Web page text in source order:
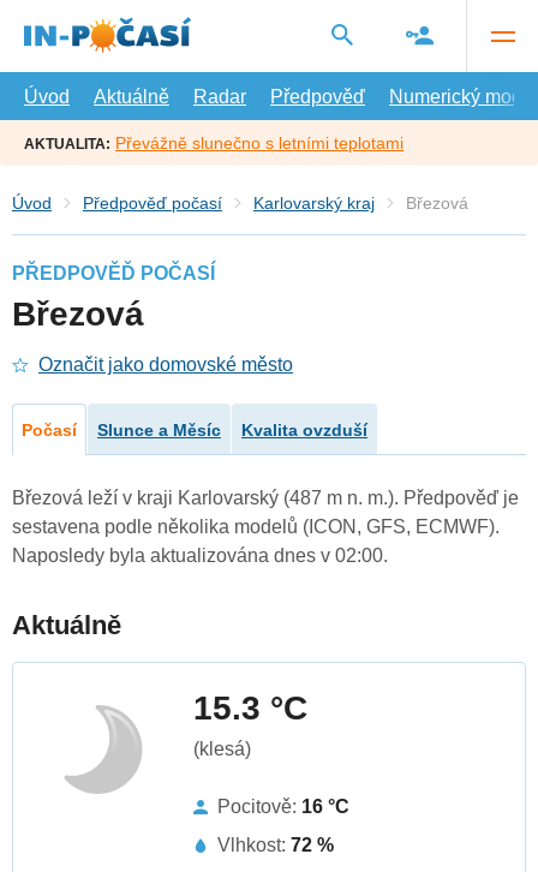
hlavní
Úvod
Aktuálně Radar Předpověď Numerický model
AKTUALITA: Převážně slunečno s letními teplotami
Úvod Předpověď počasí Karlovarský kraj Březová
PŘEDPOVĚĎ POČASÍ
Březová
Označit jako domovské město
Počasí Slunce a Měsíc Kvalita ovzduší
Březová leží v kraji Karlovarský (487 m n. m.). Předpověď je
sestavena podle několika modelů (ICON, GFS, ECMWF).
Naposledy byla aktualizována dnes v 02:00.
Aktuálně
15.3 °C
(klesá)
Pocitově: 16 °C
Vlhkost: 72 %